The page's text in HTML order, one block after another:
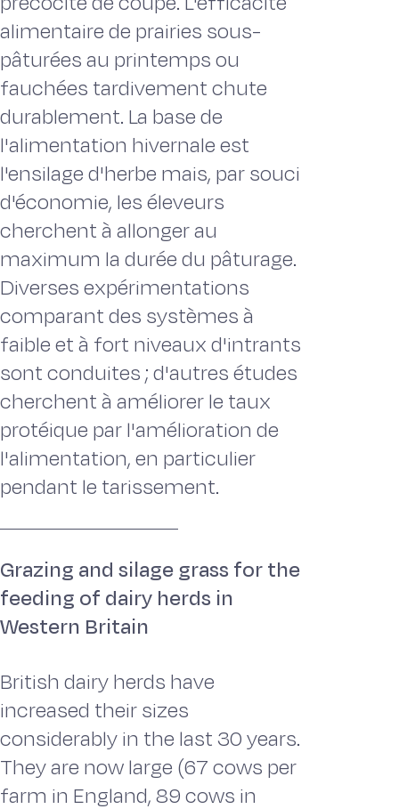
alimentaire de prairies sous-
pâturées au printemps ou
fauchées tardivement chute
durablement. La base de
l'alimentation hivernale est
l'ensilage d'herbe mais, par souci
d'économie, les éleveurs
cherchent à allonger au
maximum la durée du pâturage.
Diverses expérimentations
comparant des systèmes à
faible et à fort niveaux d'intrants
sont conduites ; d'autres études
cherchent à améliorer le taux
protéique par l'amélioration de
l'alimentation, en particulier
pendant le tarissement.
Grazing and silage grass for the
feeding of dairy herds in
Western Britain
British dairy herds have
increased their sizes
considerably in the last 30 years.
They are now large (67 cows per
farm in England, 89 cows in